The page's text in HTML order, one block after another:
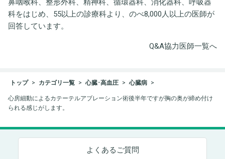
鼻咽喉科、整形外科、精神科、循環器科、消化器科、呼吸器
科をはじめ、55以上の診療科より、のべ8,000人以上の医師が
回答しています。
Q&A協力医師一覧へ
トップ カテゴリ一覧 心臓･高血圧 心臓病
心房細動によるカテーテルアブレーション術後半年ですが胸の奥が締め付け
られる感じがします。
よくあるご質問